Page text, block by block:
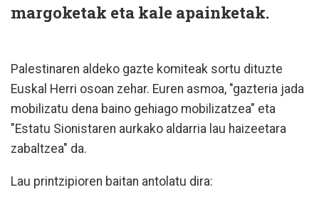
margoketak eta kale apainketak.
Palestinaren aldeko gazte komiteak sortu dituzte
Euskal Herri osoan zehar. Euren asmoa, "gazteria jada
mobilizatu dena baino gehiago mobilizatzea" eta
"Estatu Sionistaren aurkako aldarria lau haizeetara
zabaltzea" da.
Lau printzipioren baitan antolatu dira: